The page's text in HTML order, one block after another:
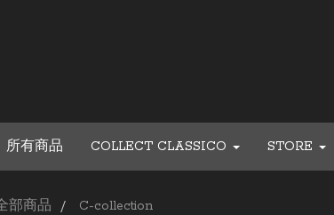
所有商品 COLLECT CLASSICO STORE
部商品 C-collection